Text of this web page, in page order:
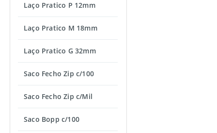
Laço Pratico P 12mm
Laço Pratico M 18mm
Laço Pratico G 32mm
Saco Fecho Zip c/100
Saco Fecho Zip c/Mil
Saco Bopp c/100